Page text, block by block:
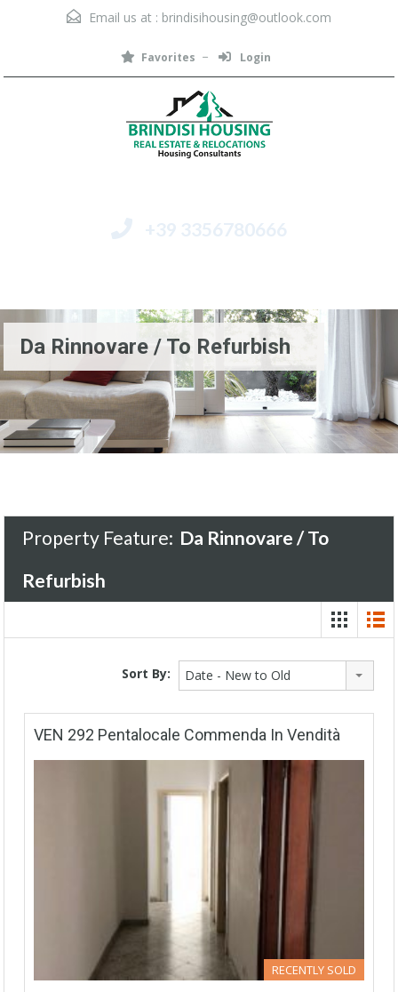
Email us at : brindisihousing@outlook.com
Favorites Login
+39 3356780666
Da Rinnovare / To Refurbish
Property Feature: Da Rinnovare / To
Refurbish
Sort By: Date - New to Old
VEN 292 Pentalocale Commenda In Vendità
RECENTLY SOLD